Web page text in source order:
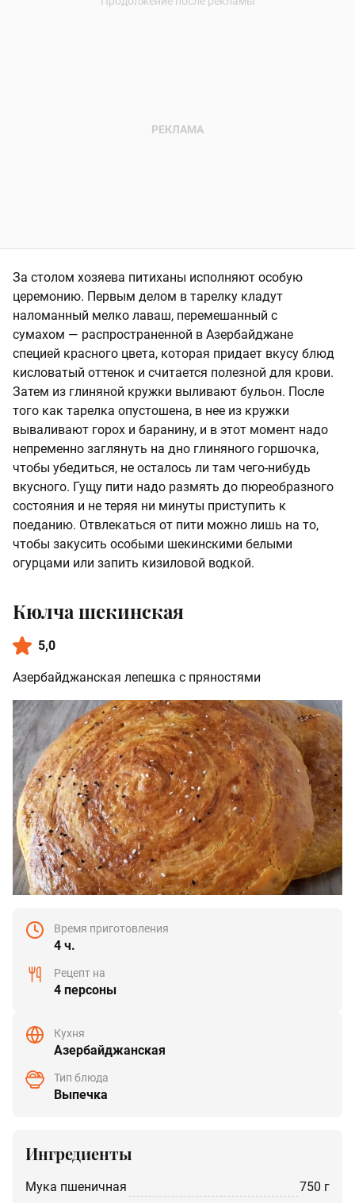
За столом хозяева питиханы исполняют особую
церемонию. Первым делом в тарелку кладут
наломанный мелко лаваш, перемешанный с
сумахом — распространенной в Азербайджане
специей красного цвета, которая придает вкусу блюд
кисловатый оттенок и считается полезной для крови.
Затем из глиняной кружки выливают бульон. После
того как тарелка опустошена, в нее из кружки
вываливают горох и баранину, и в этот момент надо
непременно заглянуть на дно глиняного горшочка,
чтобы убедиться, не осталось ли там чего-нибудь
вкусного. Гущу пити надо размять до пюреобразного
состояния и не теряя ни минуты приступить к
поеданию. Отвлекаться от пити можно лишь на то,
чтобы закусить особыми шекинскими белыми
огурцами или запить кизиловой водкой.
Кюлча шекинская
5,0
Азербайджанская лепешка с пряностями
Время приготовления
4 ч.
Рецепт на
4 персоны
Кухня
Азербайджанская
Тип блюда
Выпечка
Ингредиенты
мука пшеничная
750 г